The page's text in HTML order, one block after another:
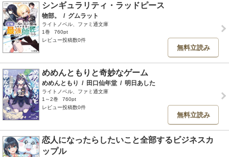
シンギュラリティ・ラッドピース
物部。 / グムラット
ライトノベル、ファミ通文庫
1巻
760pt
レビュー投稿数0件
無料立読み
めめんともりと奇妙なゲーム
めめんともり / 田口仙年堂 / 明日あした
ライトノベル、ファミ通文庫
1～2巻
760pt
レビュー投稿数0件
無料立読み
恋人になったらしたいこと全部するビジネスカ
ップル